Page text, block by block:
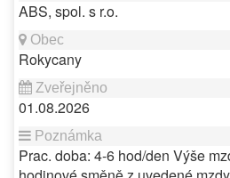
ABS, spol. s r.o.
Rokycany
01.08.2026
Prac. doba: 4-6 hod/den Výše